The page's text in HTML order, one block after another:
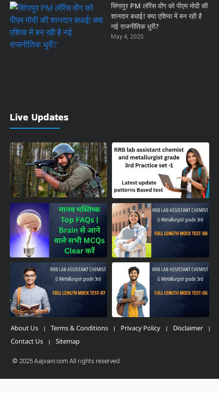
सिंगापुर PM लॉरेंस वोंग को पीएम मोदी की
शानदार बधाई! क्या एशिया में बन रही है
नई राजनीतिक धुरी?
May 4, 2025
Live Updates
About Us Terms & Conditions Privacy Policy
Disclaimer
Contact Us
Sitemap
© 2025 Aajvani.com All rights reserved.